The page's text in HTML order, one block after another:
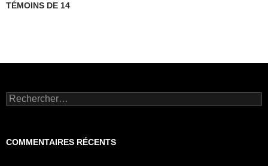
TÉMOINS DE 14
Rechercher :
COMMENTAIRES RÉCENTS